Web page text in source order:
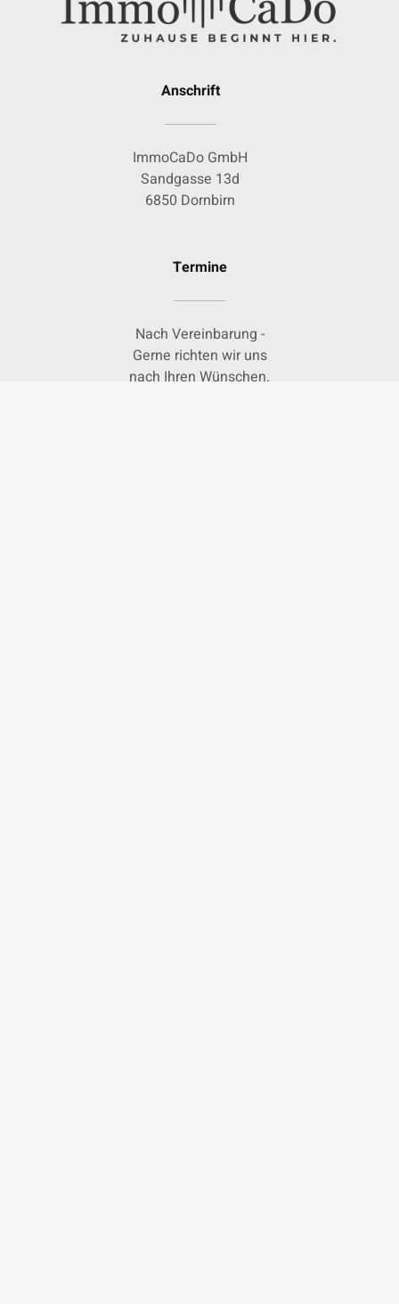
Anschrift
ImmoCaDo GmbH
Sandgasse 13d
6850 Dornbirn
Termine
Nach Vereinbarung -
Gerne richten wir uns
nach Ihren Wünschen.